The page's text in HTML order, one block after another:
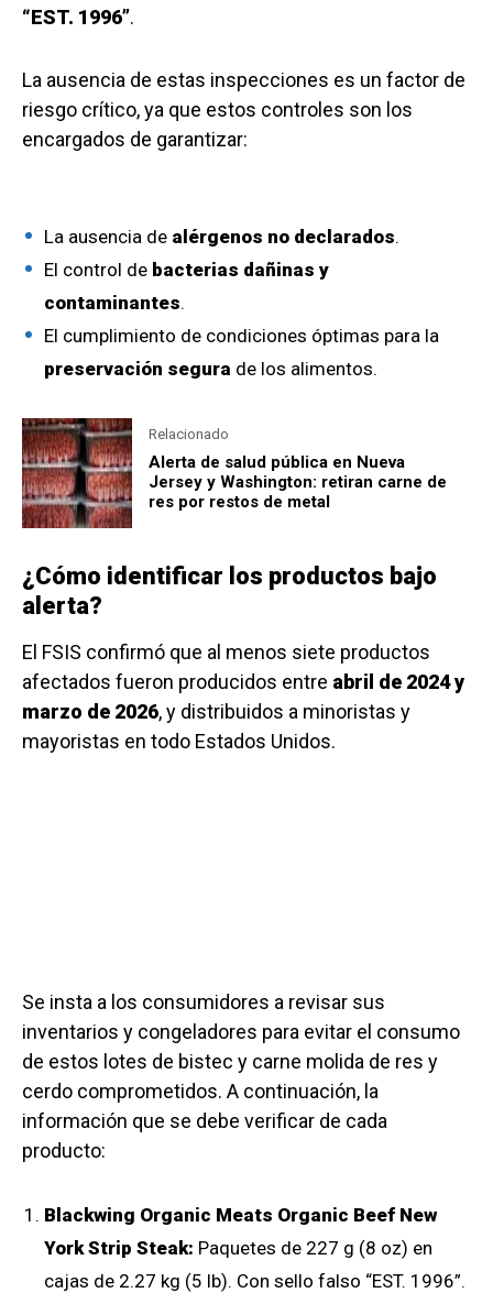
“EST. 1996”.
La ausencia de estas inspecciones es un factor de
riesgo crítico, ya que estos controles son los
encargados de garantizar:
La ausencia de alérgenos no declarados.
El control de bacterias dañinas y
contaminantes.
El cumplimiento de condiciones óptimas para la
preservación segura de los alimentos.
Relacionado
Alerta de salud pública en Nueva
Jersey y Washington: retiran carne de
res por restos de metal
¿Cómo identificar los productos bajo
alerta?
El FSIS confirmó que al menos siete productos
afectados fueron producidos entre abril de 2024 y
marzo de 2026, y distribuidos a minoristas y
mayoristas en todo Estados Unidos.
Se insta a los consumidores a revisar sus
inventarios y congeladores para evitar el consumo
de estos lotes de bistec y carne molida de res y
cerdo comprometidos. A continuación, la
información que se debe verificar de cada
producto:
Blackwing Organic Meats Organic Beef New
York Strip Steak: Paquetes de 227 g (8 oz) en
cajas de 2.27 kg (5 lb). Con sello falso “EST. 1996”.